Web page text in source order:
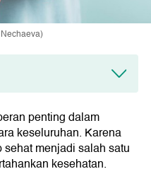
Usus
Buatan
penting dalam
keseluruhan. Karena
menjadi salah satu
kesehatan.